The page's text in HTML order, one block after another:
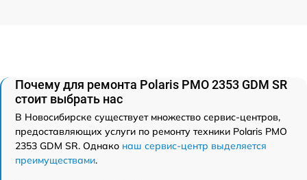
Почему для ремонта Polaris PMO 2353 GDM SR
стоит выбрать нас
В Новосибирске существует множество сервис-центров,
предоставляющих услуги по ремонту техники Polaris PMO
2353 GDM SR. Однако наш сервис-центр выделяется
преимуществами.